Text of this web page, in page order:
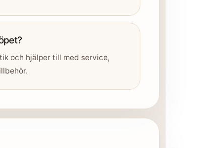
och hjälper till med service,